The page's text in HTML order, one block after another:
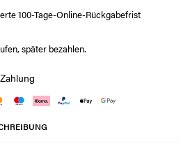
100-Tage-Online-Rückgabefrist
später bezahlen.